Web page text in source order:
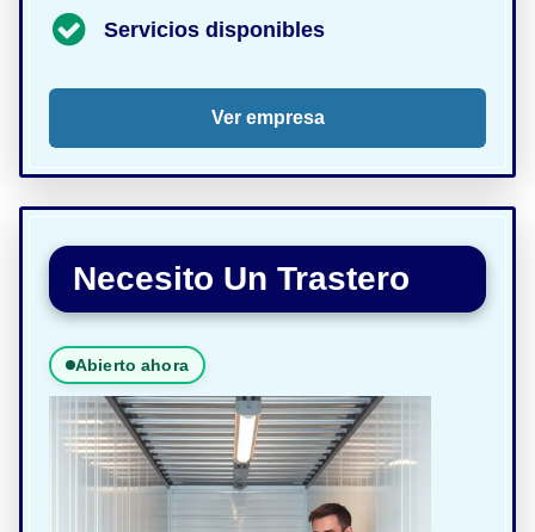
Servicios disponibles
Ver empresa
Necesito Un Trastero
Abierto ahora